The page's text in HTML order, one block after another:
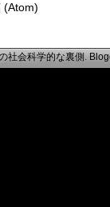
(Atom)
社会科学的な裏側